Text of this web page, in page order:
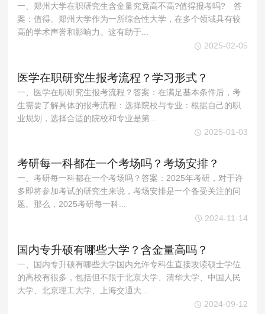
一、郑州大学在职研究生含金量究竟高不高?值得报考吗? 答
案：值得。郑州大学作为一所综合性大学，在多个领域具有较
高的学术声誉和影响力。这有助于...
2025-02-05
医学在职研究生报考流程？学习形式？
一、医学在职研究生报考流程？答案：在满足基本条件后，考
生需要了解具体的报考流程：选择院校与专业：根据自己的职
业规划，选择合适的院校和专业是第...
2025-01-03
考研每一科都在一个考场吗？考场安排？
一、考研每一科都在一个考场吗？答案：2025年考研，对于许
多即将参加考试的研究生来说，考场安排是一个备受关注的问
题。那么，2025考研每一科...
2024-11-14
国内专升硕有哪些大学？含金量高吗？
一、国内专升硕有哪些大学‌国内允许专科生直接攻读硕士学位
的高校有很多，包括但不限于北京大学、清华大学、中国人民
大学、北京理工大学、上海交通大...
2024-09-12